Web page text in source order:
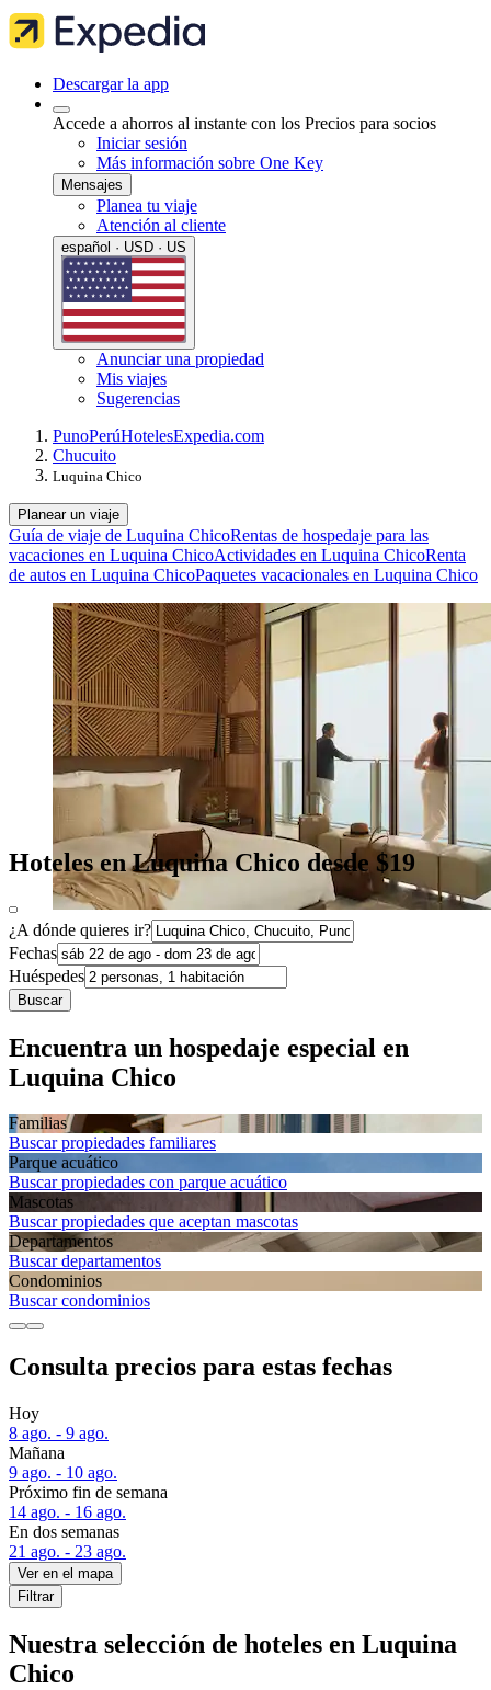
Descargar la app
Accede a ahorros al instante con los Precios para socios
Iniciar sesión
Más información sobre One Key
Mensajes
Planea tu viaje
Atención al cliente
español · USD · US
Anunciar una propiedad
Mis viajes
Sugerencias
PunoPerúHotelesExpedia.com
Chucuito
Luquina Chico
Planear un viaje
Guía de viaje de Luquina ChicoRentas de hospedaje para las
vacaciones en Luquina ChicoActividades en Luquina ChicoRenta
de autos en Luquina ChicoPaquetes vacacionales en Luquina Chico
Hoteles en Luquina Chico desde $19
¿A dónde quieres ir?
Fechas
Huéspedes
Buscar
Encuentra un hospedaje especial en
Luquina Chico
Familias
Buscar propiedades familiares
Parque acuático
Buscar propiedades con parque acuático
Mascotas
Buscar propiedades que aceptan mascotas
Departa­mentos
Buscar departamentos
Condominios
Buscar condominios
Consulta precios para estas fechas
Hoy
8 ago. - 9 ago.
Mañana
9 ago. - 10 ago.
Próximo fin de semana
14 ago. - 16 ago.
En dos semanas
21 ago. - 23 ago.
Ver en el mapa
Filtrar
Nuestra selección de hoteles en Luquina
Chico